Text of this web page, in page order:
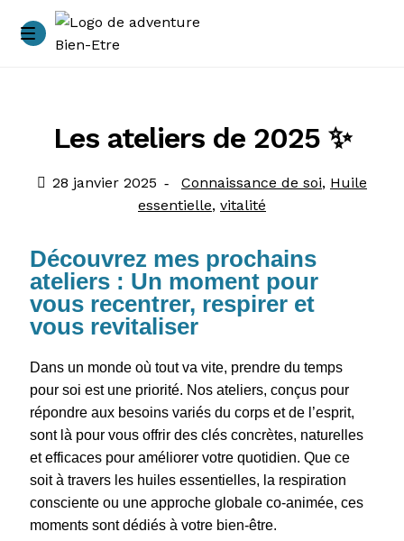
A propos
Accompagnements
Blog
Conditions générales de vente
Contacts
Les Huiles Essentielles
Ma mission
Mentions légales
Les ateliers de 2025 ✨
28 janvier 2025 Connaissance de soi, Huile
essentielle, vitalité
Découvrez mes prochains
ateliers : Un moment pour
vous recentrer, respirer et
vous revitaliser
Dans un monde où tout va vite, prendre du temps
pour soi est une priorité. Nos ateliers, conçus pour
répondre aux besoins variés du corps et de l’esprit,
sont là pour vous offrir des clés concrètes, naturelles
et efficaces pour améliorer votre quotidien. Que ce
soit à travers les huiles essentielles, la respiration
consciente ou une approche globale co-animée, ces
moments sont dédiés à votre bien-être.